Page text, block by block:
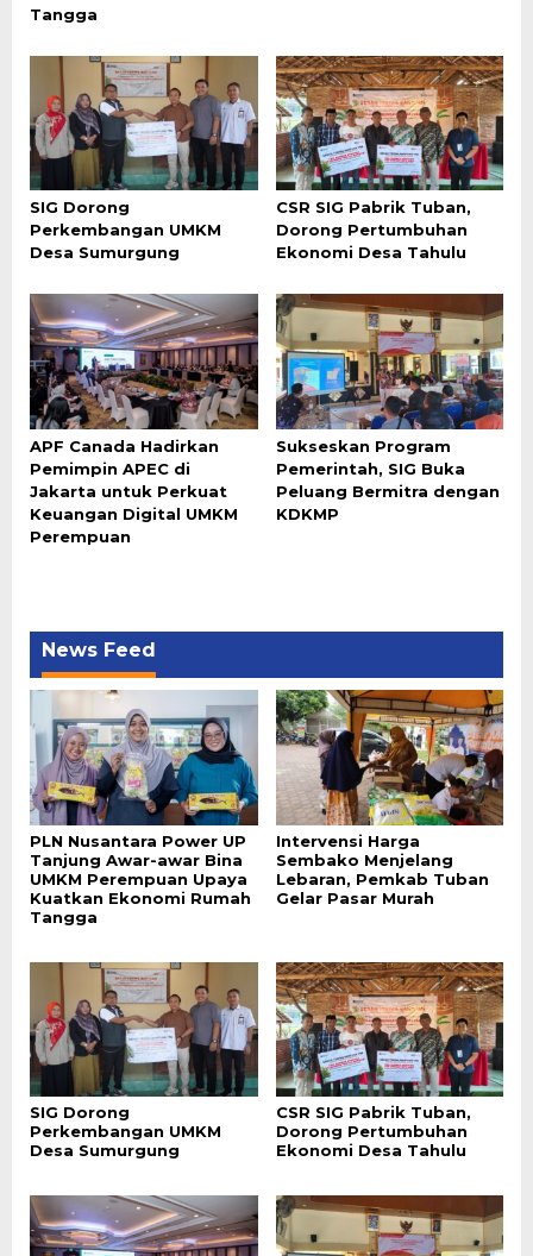
Tangga
SIG Dorong
Perkembangan UMKM
Desa Sumurgung
CSR SIG Pabrik Tuban,
Dorong Pertumbuhan
Ekonomi Desa Tahulu
APF Canada Hadirkan
Pemimpin APEC di
Jakarta untuk Perkuat
Keuangan Digital UMKM
Perempuan
Sukseskan Program
Pemerintah, SIG Buka
Peluang Bermitra dengan
KDKMP
News Feed
PLN Nusantara Power UP
Tanjung Awar-awar Bina
UMKM Perempuan Upaya
Kuatkan Ekonomi Rumah
Tangga
Intervensi Harga
Sembako Menjelang
Lebaran, Pemkab Tuban
Gelar Pasar Murah
SIG Dorong
Perkembangan UMKM
Desa Sumurgung
CSR SIG Pabrik Tuban,
Dorong Pertumbuhan
Ekonomi Desa Tahulu